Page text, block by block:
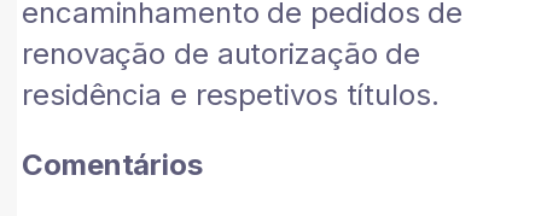
encaminhamento de pedidos de
renovação de autorização de
residência e respetivos títulos.
Comentários